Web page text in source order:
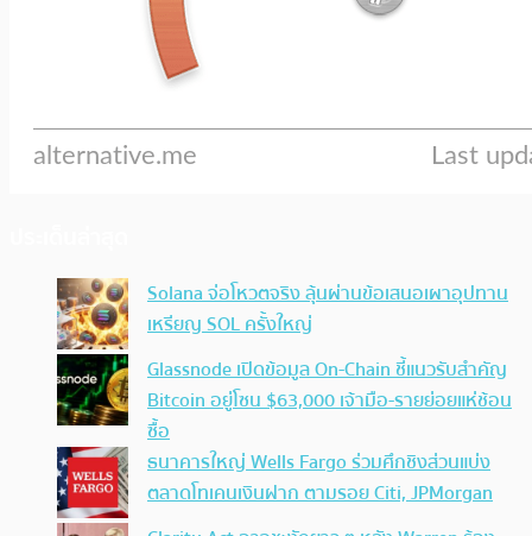
Solana จ่อโหวตจริง ลุ้นผ่านข้อเสนอเผาอุปทาน
เหรียญ SOL ครั้งใหญ่
Glassnode เปิดข้อมูล On-Chain ชี้แนวรับสำคัญ
Bitcoin อยู่โซน $63,000 เจ้ามือ-รายย่อยแห่ช้อน
ซื้อ
ธนาคารใหญ่ Wells Fargo ร่วมศึกชิงส่วนแบ่ง
ตลาดโทเคนเงินฝาก ตามรอย Citi, JPMorgan